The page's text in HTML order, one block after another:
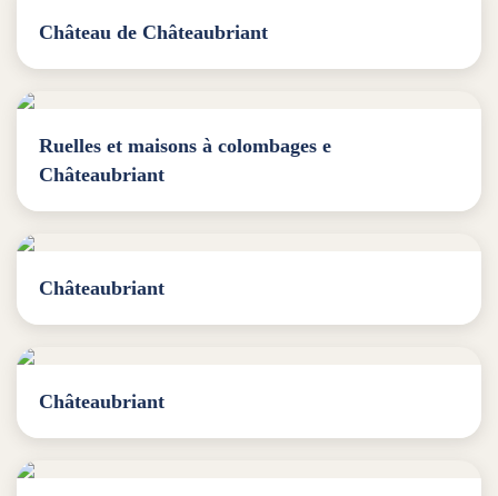
Château de Châteaubriant
Ruelles et maisons à colombages e
Châteaubriant
Châteaubriant
Châteaubriant